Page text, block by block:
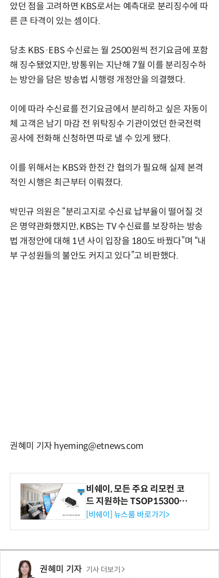
았던 점을 고려하면 KBS로서는 예측대로 분리징수에 따
른 큰 타격이 있는 셈이다.
당초 KBS·EBS 수신료는 월 2500원씩 전기요금에 포함
해 징수됐었지만, 방통위는 지난해 7월 이를 분리징수하
는 방안을 담은 방송법 시행령 개정안을 의결했다.
이에 따라 수신료를 전기요금에서 분리하고 싶은 자동이
체 고객은 남기 마감 전 위탁징수 기관이었던 한국전력
공사에 전화해 신청하면 따로 낼 수 있게 됐다.
이를 위해서는 KBS와 한전 간 협의가 필요해 실제 본격
적인 시행은 최근부터 이뤄졌다.
박민규 의원은 “분리고지로 수신료 납부율이 떨어질 것
은 명약관화했지만, KBS는 TV 수신료를 보장하는 방송
법 개정안에 대해 1년 사이 입장을 180도 바꿨다”며 “내
부 구성원들의 불안도 커지고 있다”고 비판했다.
권혜미 기자 hyeming@etnews.com
비쉐이, 모든 주요 리모컨 코
드 지원하는 TSOP15300 시
리즈 IR 수신기 출시
[비쉐이] 뉴스룸 바로가기>
권혜미 기자 기사 더보기